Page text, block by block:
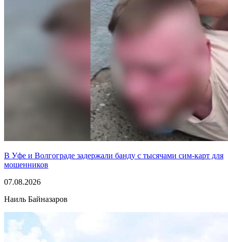
В Уфе и Волгограде задержали банду с тысячами сим-карт для
мошенников
07.08.2026
Наиль Байназаров